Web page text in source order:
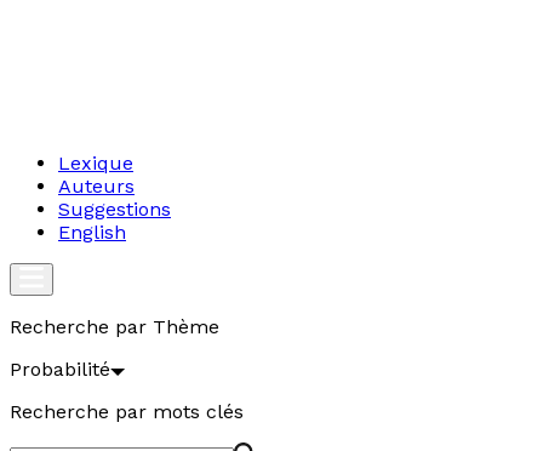
Lexique
Auteurs
Suggestions
English
Recherche par Thème
Probabilité
Recherche par mots clés